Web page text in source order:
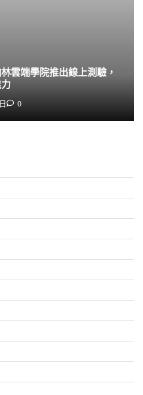
雲端學院推出線上測驗，
0